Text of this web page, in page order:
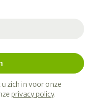
zich in voor onze
privacy policy.